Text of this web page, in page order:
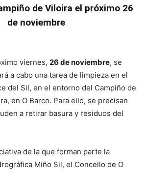
de Viloira el próximo 26
de noviembre
viernes, 26 de noviembre, se
a cabo una tarea de limpieza en el
del Sil, en el entorno del Campiño de
en O Barco. Para ello, se precisan
a retirar basura y residuos del
de la que forman parte la
Miño Sil, el Concello de O